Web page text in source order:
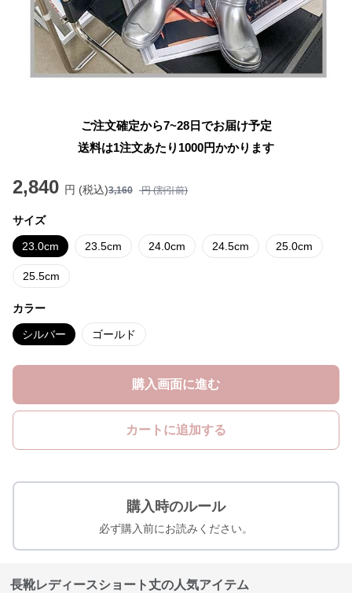
ご注文確定から7~28日でお届け予定
送料は1注文あたり 1000円かかります
2,840 円 (税込)3,160 円 (割引前)
サイズ
23.0cm 23.5cm 24.0cm 24.5cm 25.0cm
25.5cm
カラー
シルバー ゴールド
購入画面に進む
カートに追加する
購入時のルール
必ず購入前にお読みください。
長靴レディースショート丈の人気アイテム